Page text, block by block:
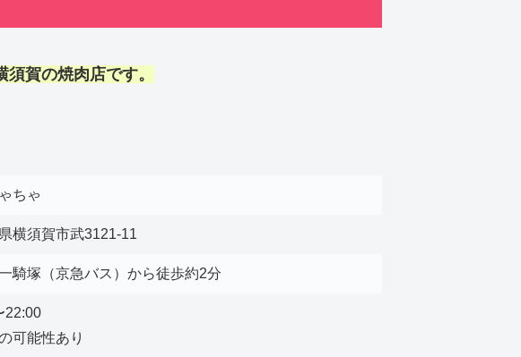
須賀の焼肉店です。
ちゃ
横須賀市武3121-11
騎塚（京急バス）から徒歩約2分
22:00
可能性あり